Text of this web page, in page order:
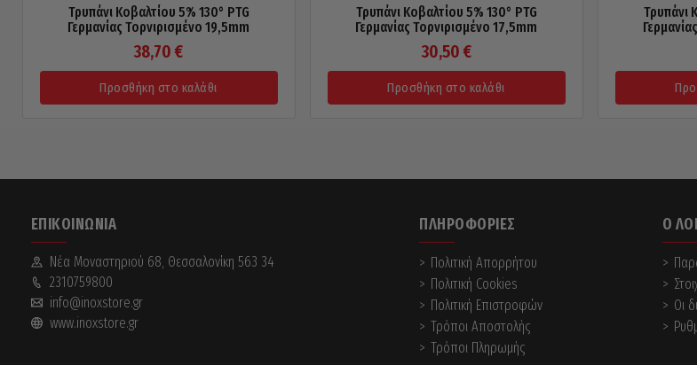
Τρυπάνι Κοβαλτίου 5% 130° PTG
Γερμανίας Τορνιρισμένο 19,5mm
38,70 €
Προσθήκη στο καλάθι
Τρυπάνι Κοβαλτίου 5% 130° PTG
Γερμανίας Τορνιρισμένο 17,5mm
30,50 €
Προσθήκη στο καλάθι
Τρυπάνι
ΕΠΙΚΟΙΝΩΝΊΑ
Νέα Mοναστηριού 68, Θεσσαλονίκη 563 34
2310759800
info@inoxstore.gr
www.inoxstore.gr
ΠΛΗΡΟΦΟΡΊΕΣ
Πολιτική Απορρήτου
Πολιτική Cookies
Πολιτική Επιστροφών
Τρόποι Αποστολής
Τρόποι Πληρωμής
Ο
Οι